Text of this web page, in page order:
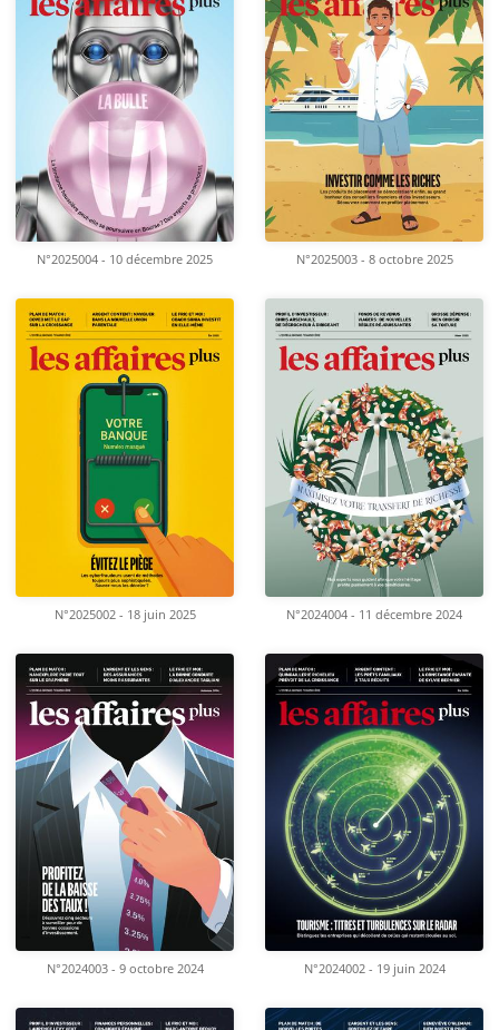
N°2025004 - 10 décembre 2025 N°2025003 - 8 octobre 2025
N°2025002 - 18 juin 2025 N°2024004 - 11 décembre 2024
N°2024003 - 9 octobre 2024 N°2024002 - 19 juin 2024